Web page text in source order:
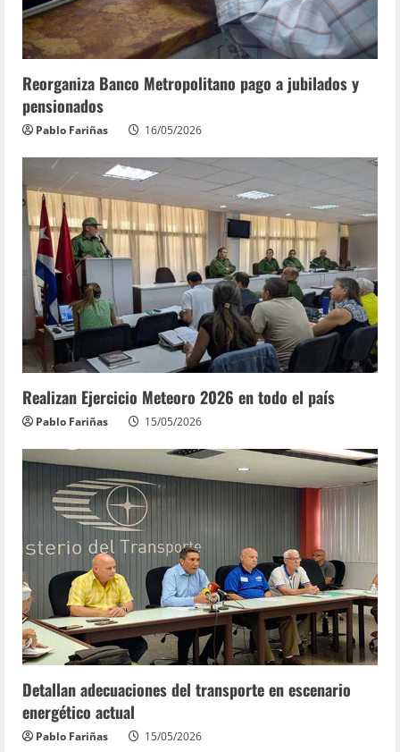
Reorganiza Banco Metropolitano pago a jubilados y
pensionados
Pablo Fariñas 16/05/2026
Realizan Ejercicio Meteoro 2026 en todo el país
Pablo Fariñas 15/05/2026
Detallan adecuaciones del transporte en escenario
energético actual
Pablo Fariñas 15/05/2026